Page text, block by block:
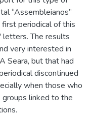
“Assembleianos”
periodical of this
letters. The results
very interested in
Seara, but that had
discontinued
when those who
linked to the